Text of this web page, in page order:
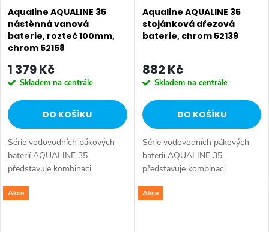
Aqualine AQUALINE 35
nástěnná vanová
baterie, rozteč 100mm,
chrom 52158
1 379 Kč
Skladem na centrále
DO KOŠÍKU
Série vodovodních pákových
baterií AQUALINE 35
představuje kombinaci
tradičního jednoduchého
designu a kvality provedení za
Aqualine AQUALINE 35
stojánková dřezová
baterie, chrom 52139
882 Kč
Skladem na centrále
DO KOŠÍKU
Série vodovodních pákových
baterií AQUALINE 35
představuje kombinaci
tradičního jednoduchého
designu a kvality provedení za
Akce Akce